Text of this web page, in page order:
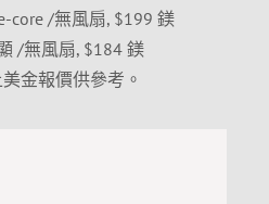
core /無風扇, $199 鎂
/無風扇, $184 鎂
金報價供參考。